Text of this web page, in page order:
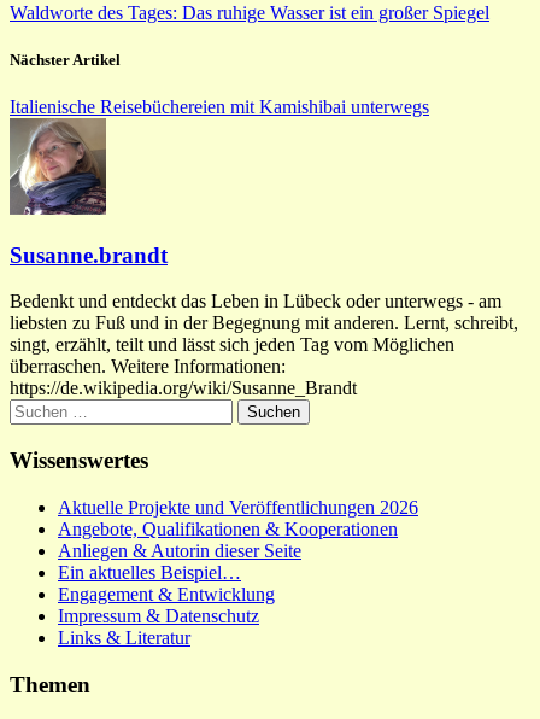
Waldworte des Tages: Das ruhige Wasser ist ein großer Spiegel
Nächster Artikel
Italienische Reisebüchereien mit Kamishibai unterwegs
Susanne.brandt
Bedenkt und entdeckt das Leben in Lübeck oder unterwegs - am
liebsten zu Fuß und in der Begegnung mit anderen. Lernt, schreibt,
singt, erzählt, teilt und lässt sich jeden Tag vom Möglichen
überraschen. Weitere Informationen:
https://de.wikipedia.org/wiki/Susanne_Brandt
Suchen
nach:
Wissenswertes
Aktuelle Projekte und Veröffentlichungen 2026
Angebote, Qualifikationen & Kooperationen
Anliegen & Autorin dieser Seite
Ein aktuelles Beispiel…
Engagement & Entwicklung
Impressum & Datenschutz
Links & Literatur
Themen